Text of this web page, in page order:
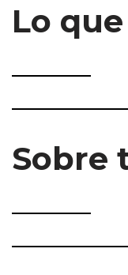
Lo
Sobre